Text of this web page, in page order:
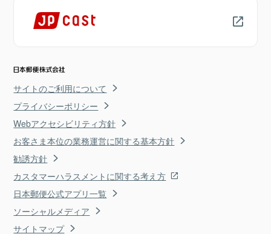
サイトのご利用について
プライバシーポリシー
Webアクセシビリティ方針
お客さま本位の業務運営に関する基本方針
勧誘方針
カスタマーハラスメントに関する考え方
日本郵便公式アプリ一覧
ソーシャルメディア
サイトマップ